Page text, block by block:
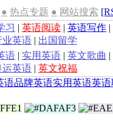
● 热点专题 ● 网站搜索
习 | 英语阅读 | 英语写作 |
业英语 | 出国留学
语 | 实用英语 | 英文歌曲 |
运英语 | 英文祝福
语品牌英语实用英语英语